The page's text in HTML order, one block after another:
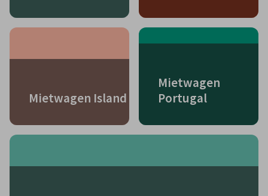
Mietwagen Island
Mietwagen
Portugal